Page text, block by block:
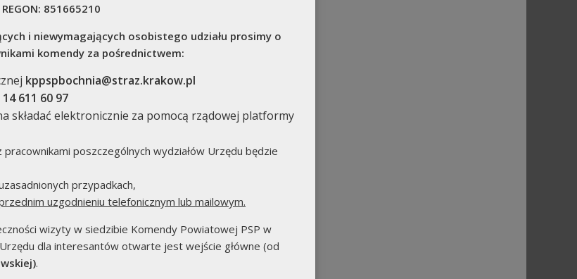
Szkoleniowa
851665210
i niewymagających osobistego udziału prosimy o
komendy za pośrednictwem:
kppspbochnia@straz.krakow.pl
14 611 60 97
składać elektronicznie za pomocą rządowej platformy
poszczególnych wydziałów Urzędu będzie
przypadkach,
uzgodnieniu telefonicznym lub mailowym.
wizyty w siedzibie Komendy Powiatowej PSP w
dla interesantów otwarte jest wejście główne (od
.